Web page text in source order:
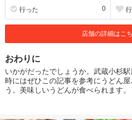
行った 0
店舗の詳細はこ
おわりに
いかがだったでしょうか。武蔵小杉
時にはぜひこの記事を参考にうどん
う。美味しいうどんが食べられます。